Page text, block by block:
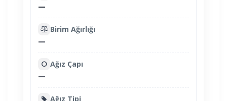
—
Birim Ağırlığı
—
Ağız Çapı
—
Ağız Tipi